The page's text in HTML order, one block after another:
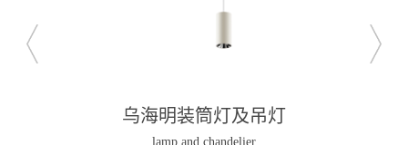
乌海明装筒灯及吊灯
lamp and chandelier